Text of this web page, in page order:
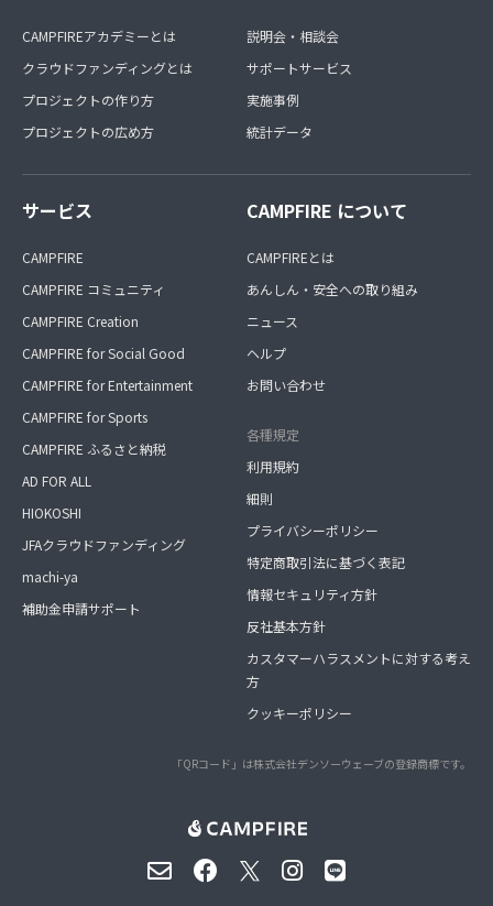
CAMPFIREアカデミーとは
クラウドファンディングとは
プロジェクトの作り方
プロジェクトの広め方
説明会・相談会
サポートサービス
実施事例
統計データ
サービス
CAMPFIRE
CAMPFIRE コミュニティ
CAMPFIRE Creation
CAMPFIRE for Social Good
CAMPFIRE for Entertainment
CAMPFIRE for Sports
CAMPFIRE ふるさと納税
AD FOR ALL
HIOKOSHI
JFAクラウドファンディング
machi-ya
補助金申請サポート
CAMPFIRE について
CAMPFIREとは
あんしん・安全への取り組み
ニュース
ヘルプ
お問い合わせ
各種規定
利用規約
細則
プライバシーポリシー
特定商取引法に基づく表記
情報セキュリティ方針
反社基本方針
カスタマーハラスメントに対する考え
方
クッキーポリシー
「QRコード」は株式会社デンソーウェーブの登録商標です。